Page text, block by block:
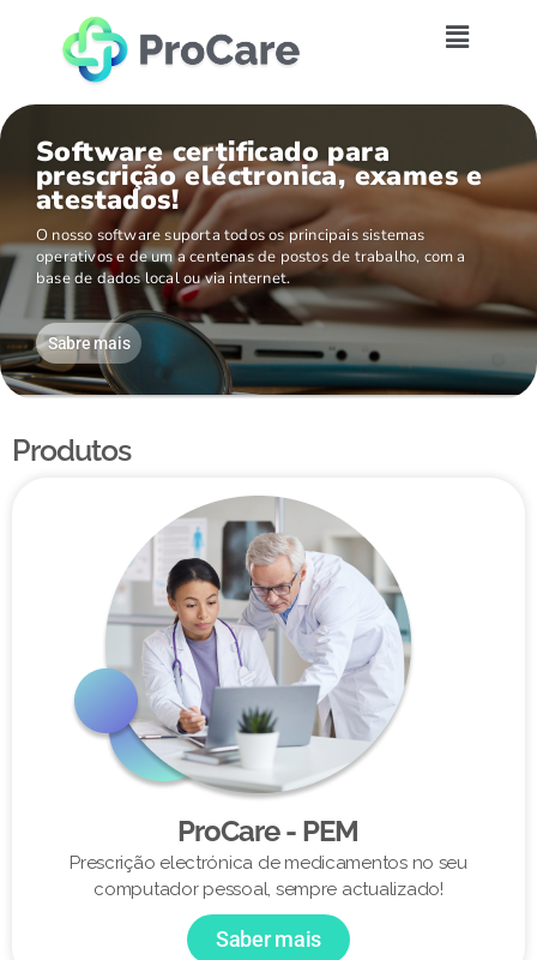
Software certificado para
prescrição eléctronica, exames e
atestados!
O nosso software suporta todos os principais sistemas
operativos e de um a centenas de postos de trabalho, com a
base de dados local ou via internet.
Sabre mais
Produtos
ProCare - PEM
Prescrição electrónica de medicamentos no seu
computador pessoal, sempre actualizado!
Saber mais